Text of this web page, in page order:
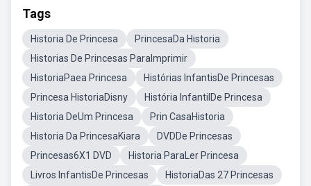
Tags
Historia De Princesa
PrincesaDa Historia
Historias De Princesas ParaImprimir
HistoriaPaea Princesa
Histórias InfantisDe Princesas
Princesa HistoriaDisny
História InfantilDe Princesa
Historia DeUm Princesa
Prin CasaHistoria
Historia Da PrincesaKiara
DVDDe Princesas
Princesas6X1 DVD
Historia ParaLer Princesa
Livros InfantisDe Princesas
HistoriaDas 27 Princesas